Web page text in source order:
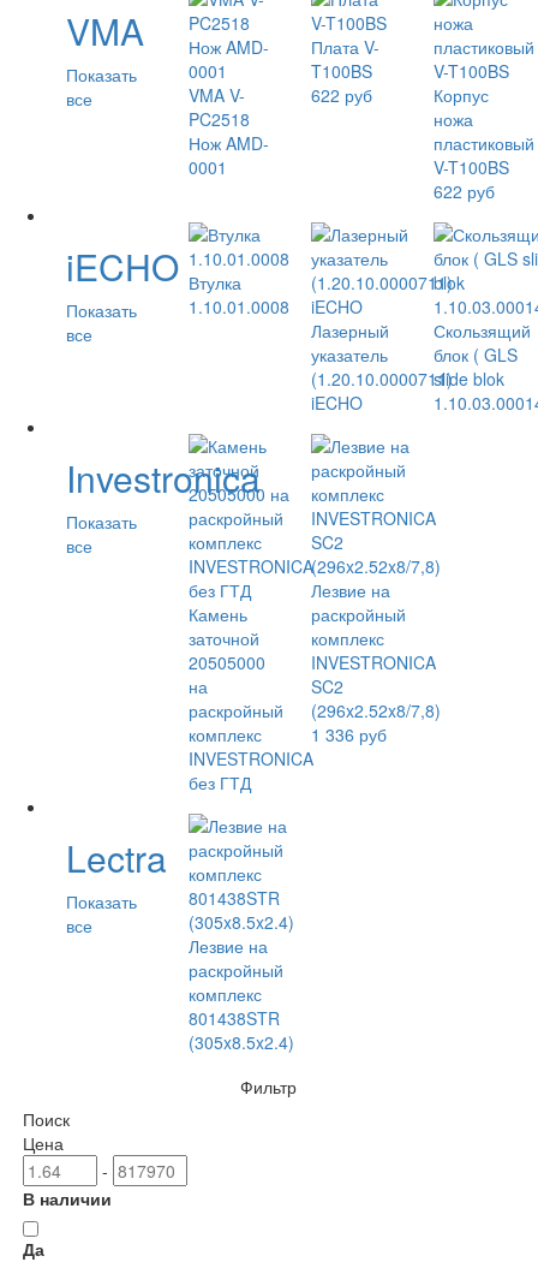
VMA
Показать
все
VMA V-
PC2518
Нож AMD-
0001
Плата V-
T100BS
622 руб
Корпус
ножа
пластиковый
V-T100BS
622 руб
iECHO
Показать
все
Втулка
1.10.01.0008
Лазерный
указатель
(1.20.10.0000711)
iECHO
Скользящий
блок ( GLS
slide blok
Investronica
Показать
все
Камень
заточной
20505000
на
раскройный
комплекс
INVESTRONICA
без ГТД
Лезвие на
раскройный
комплекс
INVESTRONICA
SC2
(296x2.52x8/7,8)
1 336 руб
Lectra
Показать
все
Лезвие на
раскройный
комплекс
801438STR
(305x8.5x2.4)
Фильтр
Поиск
Цена
-
В наличии
Да